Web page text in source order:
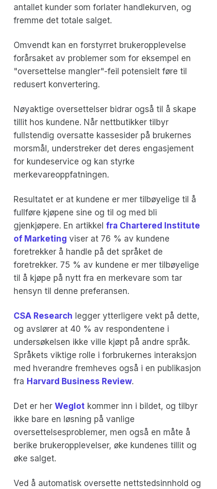
antallet kunder som forlater handlekurven, og
fremme det totale salget.
Omvendt kan en forstyrret brukeropplevelse
forårsaket av problemer som for eksempel en
"oversettelse mangler"-feil potensielt føre til
redusert konvertering.
Nøyaktige oversettelser bidrar også til å skape
tillit hos kundene. Når nettbutikker tilbyr
fullstendig oversatte kassesider på brukernes
morsmål, understreker det deres engasjement
for kundeservice og kan styrke
merkevareoppfatningen.
Resultatet er at kundene er mer tilbøyelige til å
fullføre kjøpene sine og til og med bli
gjenkjøpere. En artikkel fra Chartered Institute
of Marketing viser at 76 % av kundene
foretrekker å handle på det språket de
foretrekker. 75 % av kundene er mer tilbøyelige
til å kjøpe på nytt fra en merkevare som tar
hensyn til denne preferansen.
CSA Research legger ytterligere vekt på dette,
og avslører at 40 % av respondentene i
undersøkelsen ikke ville kjøpt på andre språk.
Språkets viktige rolle i forbrukernes interaksjon
med hverandre fremheves også i en publikasjon
fra Harvard Business Review.
Det er her Weglot kommer inn i bildet, og tilbyr
ikke bare en løsning på vanlige
oversettelsesproblemer, men også en måte å
berike brukeropplevelser, øke kundenes tillit og
øke salget.
Ved å automatisk oversette nettstedsinnhold og